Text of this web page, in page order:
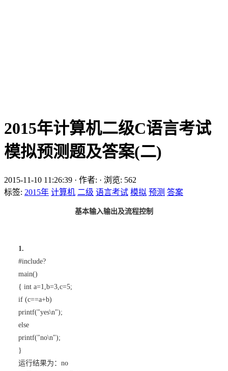
2015年计算机二级C语言考试
模拟预测题及答案(二)
2015-11-10 11:26:39 · 作者: · 浏览: 562
标签: 2015年 计算机 二级 语言考试 模拟 预测 答案
基本输入输出及流程控制
1.
#include?
main()
{ int a=1,b=3,c=5;
if (c==a+b)
printf("yes\n");
else
printf("no\n");
}
运行结果为：no